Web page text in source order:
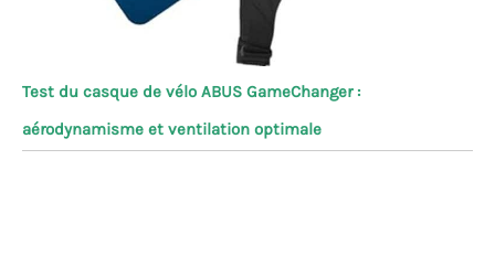
Test du casque de vélo ABUS GameChanger :
aérodynamisme et ventilation optimale